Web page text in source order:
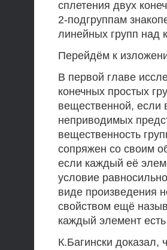
сплетения двух
2-подгруппам
линейных групп над
Перейдём к
В первой главе
конечных простых
вещественной, если
неприводимых
вещественность
сопряжен со своим
если каждый её
условие
виде произведения
свойством ещё
каждый элемент
К.Багински доказал,